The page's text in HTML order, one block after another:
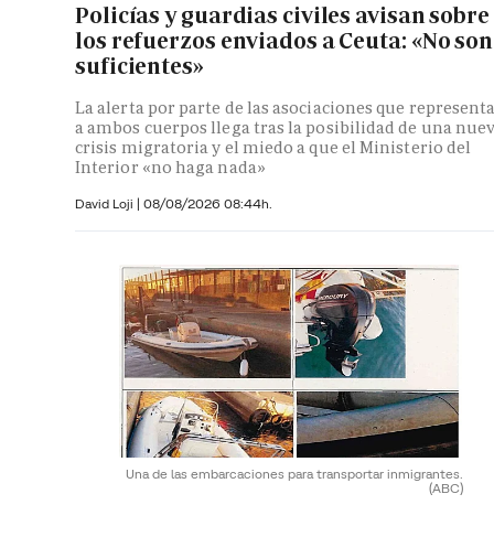
Policías y guardias civiles avisan sobre
los refuerzos enviados a Ceuta: «No son
suficientes»
La alerta por parte de las asociaciones que
a ambos cuerpos llega tras la posibilidad de una
crisis migratoria y el miedo a que el Ministerio del
Interior «no haga nada»
David Loji | 08/08/2026 08:44h.
Una de las embarcaciones para transportar inmigrantes.
(ABC)